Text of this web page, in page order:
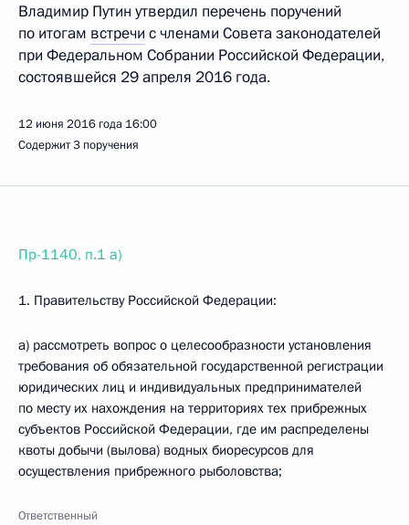
Владимир Путин утвердил перечень поручений
по итогам встречи с членами Совета законодателей
при Федеральном Собрании Российской Федерации,
состоявшейся 29 апреля 2016 года.
12 июня 2016 года 16:00
Содержит 3 поручения
Пр-1140, п.1 а)
1. Правительству Российской Федерации:
а) рассмотреть вопрос о целесообразности установления
требования об обязательной государственной регистрации
юридических лиц и индивидуальных предпринимателей
по месту их нахождения на территориях тех прибрежных
субъектов Российской Федерации, где им распределены
квоты добычи (вылова) водных биоресурсов для
осуществления прибрежного рыболовства;
Ответственный